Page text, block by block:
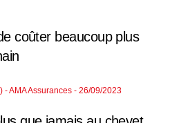
coûter beaucoup plus
AMA Assurances - 26/09/2023